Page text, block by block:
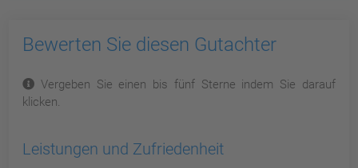
Bewerten Sie diesen Gutachter
Vergeben Sie einen bis fünf Sterne indem Sie darauf
klicken.
Leistungen und Zufriedenheit